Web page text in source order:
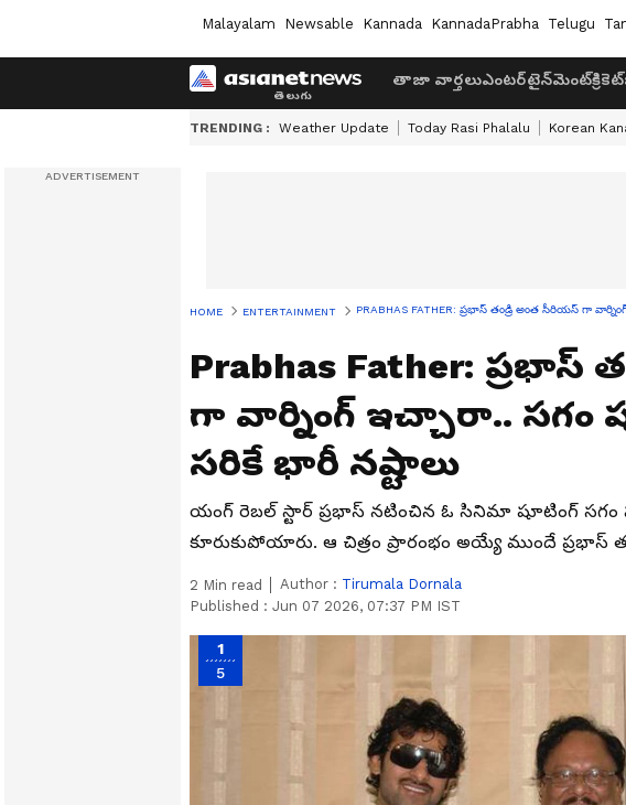
Malayalam Newsable Kannada KannadaPrabha Telugu
తాజా వార్తలుఎంటర్‌టైన్‌మెంట్క్రికెట్
TRENDING : Weather Update Today Rasi Phalalu Korean
HOME ENTERTAINMENT PRABHAS FATHER: ప్రభాస్ తండ్రి అంత సీరియస్ గా
Prabhas Father: ప్రభాస్
గా వార్నింగ్ ఇచ్చారా.. సగం
సరికే భారీ నష్టాలు
యంగ్ రెబల్ స్టార్ ప్రభాస్ నటించిన ఓ సినిమా షూటింగ్ సగం
కూరుకుపోయారు. ఆ చిత్రం ప్రారంభం అయ్యే ముందే
2 Min read Author : Tirumala Dornala
Published : Jun 07 2026, 07:37 PM IST
1
5